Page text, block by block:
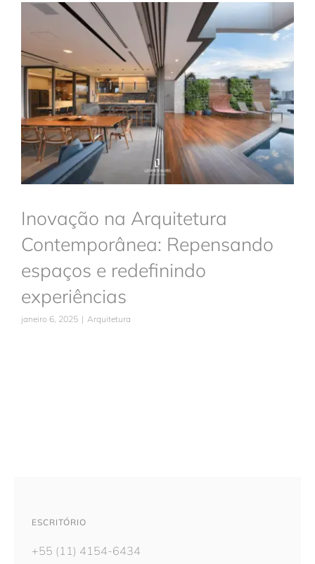
Trabalhe conosco
Solicitar orçamento
Inovação na Arquitetura
Contemporânea: Repensando
espaços e redefinindo
experiências
Arquitetura
Inovação na Arquitetura
Contemporânea: Repensando
espaços e redefinindo
experiências
janeiro 6, 2025 | Arquitetura
ESCRITÓRIO
+55 (11) 4154-6434